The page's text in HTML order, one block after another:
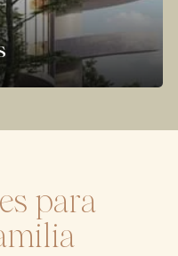
para